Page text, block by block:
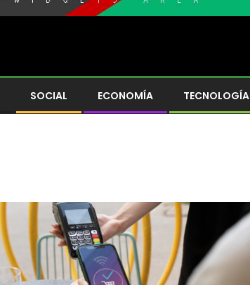
SOCIAL ECONOMÍA TECNOLOGÍA